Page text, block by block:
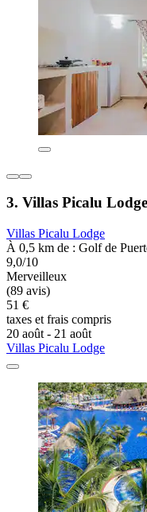
3. Villas Picalu Lodge
Villas Picalu Lodge
À 0,5 km de : Golf de
9,0/10
Merveilleux
(89 avis)
51 €
taxes et frais compris
20 août - 21 août
Villas Picalu Lodge